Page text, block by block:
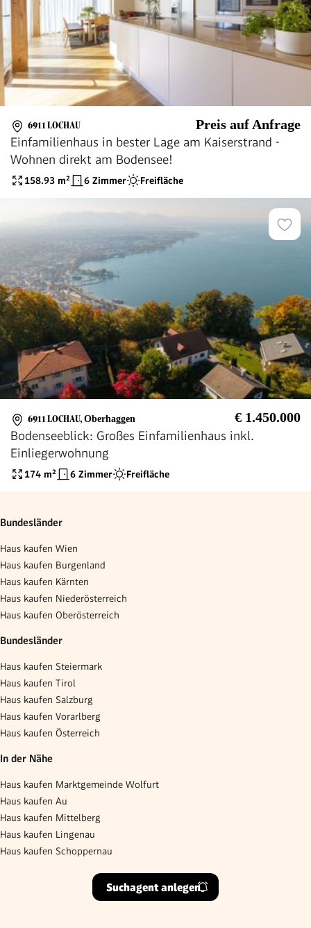
6911 LOCHAU Preis auf Anfrage
Einfamilienhaus in bester Lage am Kaiserstrand -
Wohnen direkt am Bodensee!
158.93 m² 6 Zimmer Freifläche
6911 LOCHAU, Oberhaggen € 1.450.000
Bodenseeblick: Großes Einfamilienhaus inkl.
Einliegerwohnung
174 m² 6 Zimmer Freifläche
Bundesländer
Haus kaufen Wien
Haus kaufen Burgenland
Haus kaufen Kärnten
Haus kaufen Niederösterreich
Haus kaufen Oberösterreich
Bundesländer
Haus kaufen Steiermark
Haus kaufen Tirol
Haus kaufen Salzburg
Haus kaufen Vorarlberg
Haus kaufen Österreich
In der Nähe
Haus kaufen Marktgemeinde Wolfurt
Haus kaufen Au
Haus kaufen Mittelberg
Haus kaufen Lingenau
Haus kaufen Schoppernau
Suchagent anlegen